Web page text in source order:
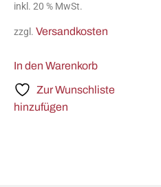
inkl. 20 % MwSt.
zzgl. Versandkosten
In den Warenkorb
Zur Wunschliste
hinzufügen